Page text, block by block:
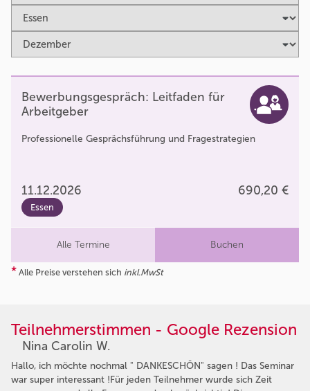
Bewerbungsgespräch: Leitfaden für
Arbeitgeber
Professionelle Gesprächsführung und Fragestrategien
11.12.2026 690,20 €
Essen
Alle Termine Buchen
* Alle Preise verstehen sich inkl.MwSt
Teilnehmerstimmen - Google Rezension
Nina Carolin W.
Hallo, ich möchte nochmal " DANKESCHÖN" sagen ! Das Seminar
war super interessant !Für jeden Teilnehmer wurde sich Zeit